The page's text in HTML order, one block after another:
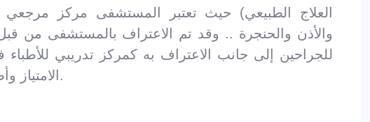
العلاج الطبيعي) حيث تعتبر المستشفى مركز مرجعي
والأذن والحنجرة .. وقد تم الاعتراف بالمستشفى من قبل
للجراحين إلى جانب الاعتراف به كمركز تدريبي للأطباء
الامتياز وأطباء طب الأسرة والمجتمع.